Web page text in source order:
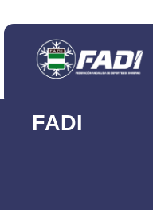
FADI